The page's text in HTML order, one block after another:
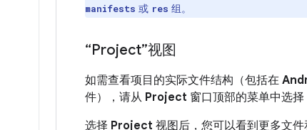
manifests 或 res 组。
“Project”视图
如需查看项目的实际文件结构（包括在
件），请从 Project 窗口顶部的菜单中选择
选择 Project 视图后，您可以看到更多文件